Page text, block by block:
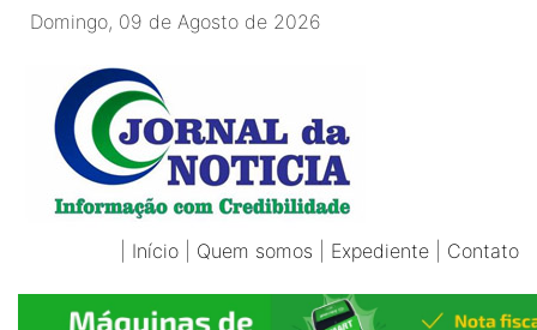
Domingo, 09 de Agosto de 2026
Início Quem somos Expediente Contato